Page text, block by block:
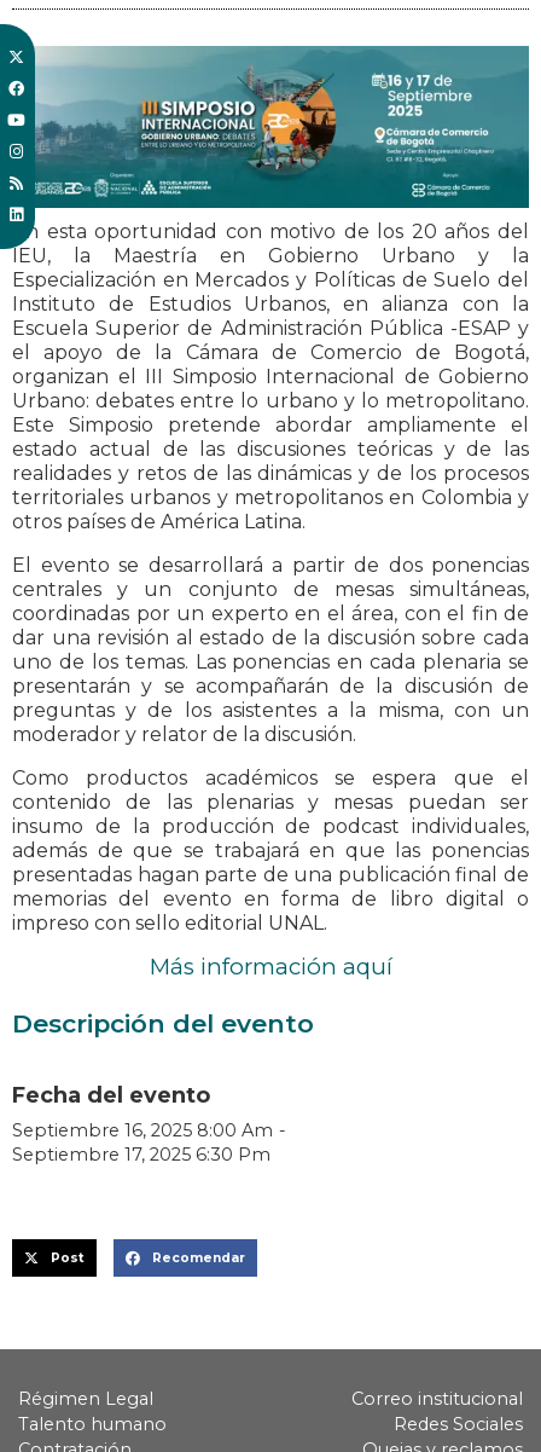
En esta oportunidad con motivo de los 20 años del
IEU, la Maestría en Gobierno Urbano y la
Especialización en Mercados y Políticas de Suelo del
Instituto de Estudios Urbanos, en alianza con la
Escuela Superior de Administración Pública -ESAP y
el apoyo de la Cámara de Comercio de Bogotá,
organizan el III Simposio Internacional de Gobierno
Urbano: debates entre lo urbano y lo metropolitano.
Este Simposio pretende abordar ampliamente el
estado actual de las discusiones teóricas y de las
realidades y retos de las dinámicas y de los procesos
territoriales urbanos y metropolitanos en Colombia y
otros países de América Latina.
El evento se desarrollará a partir de dos ponencias
centrales y un conjunto de mesas simultáneas,
coordinadas por un experto en el área, con el fin de
dar una revisión al estado de la discusión sobre cada
uno de los temas. Las ponencias en cada plenaria se
presentarán y se acompañarán de la discusión de
preguntas y de los asistentes a la misma, con un
moderador y relator de la discusión.
Como productos académicos se espera que el
contenido de las plenarias y mesas puedan ser
insumo de la producción de podcast individuales,
además de que se trabajará en que las ponencias
presentadas hagan parte de una publicación final de
memorias del evento en forma de libro digital o
impreso con sello editorial UNAL.
Más información aquí
Descripción del evento
Fecha del evento
Septiembre 16, 2025 8:00 Am -
Septiembre 17, 2025 6:30 Pm
Post Recomendar
Régimen Legal
Talento humano
Correo institucional
Redes Sociales